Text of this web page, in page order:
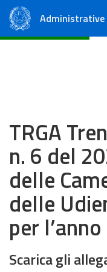
Administrative
TRGA
n. 6 del
delle
delle
per
Scarica gli